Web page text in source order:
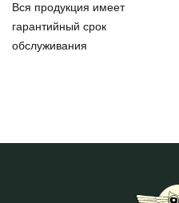
Вся продукция имеет
гарантийный срок
обслуживания